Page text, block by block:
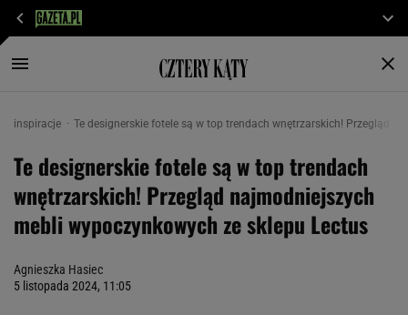
inspiracje Te designerskie fotele są w top trendach wnętrzarskich! Przegląd
Te designerskie fotele są w top trendach
wnętrzarskich! Przegląd najmodniejszych
mebli wypoczynkowych ze sklepu Lectus
Agnieszka Hasiec
5 listopada 2024, 11:05